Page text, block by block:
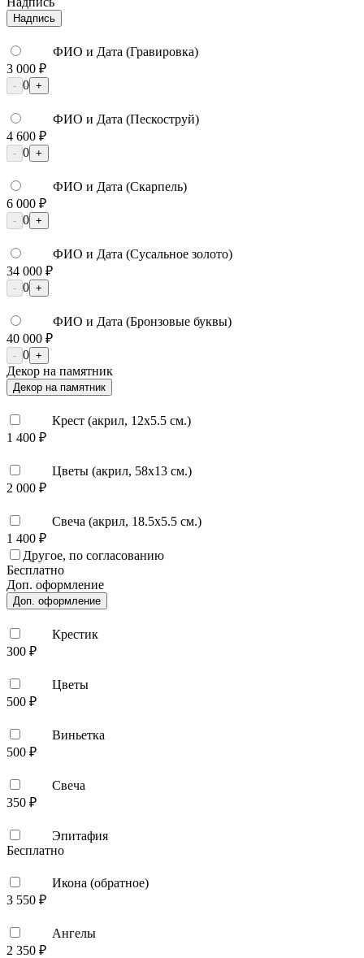
Надпись
ФИО и Дата (Гравировка)
3 000 ₽
- 0 +
ФИО и Дата (Пескоструй)
4 600 ₽
- 0 +
ФИО и Дата (Скарпель)
6 000 ₽
- 0 +
ФИО и Дата (Сусальное золото)
34 000 ₽
- 0 +
ФИО и Дата (Бронзовые буквы)
40 000 ₽
- 0 +
Декор на памятник
Декор на памятник
Крест (акрил, 12х5.5 см.)
1 400 ₽
Цветы (акрил, 58х13 см.)
2 000 ₽
Свеча (акрил, 18.5х5.5 см.)
1 400 ₽
Другое, по согласованию
Бесплатно
Доп. оформление
Доп. оформление
Крестик
300 ₽
Цветы
500 ₽
Виньетка
500 ₽
Свеча
350 ₽
Эпитафия
Бесплатно
Икона (обратное)
3 550 ₽
Ангелы
2 350 ₽